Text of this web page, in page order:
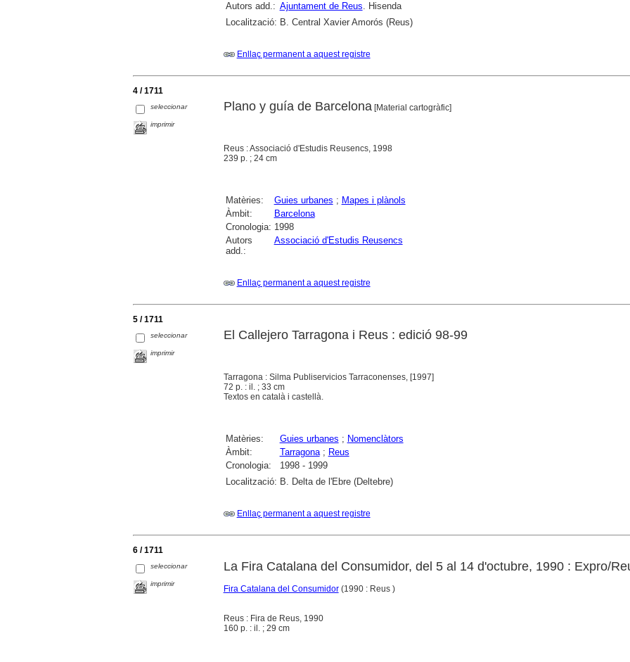
Autors add.: Ajuntament de Reus. Hisenda
Localització: B. Central Xavier Amorós (Reus)
Enllaç permanent a aquest registre
4 / 1711
seleccionar
imprimir
Plano y guía de Barcelona[Material cartogràfic]
Reus : Associació d'Estudis Reusencs, 1998
239 p. ; 24 cm
Matèries: Guies urbanes ; Mapes i plànols
Àmbit:
Barcelona
Cronologia: 1998
Autors
add.:
Associació d'Estudis Reusencs
Enllaç permanent a aquest registre
5 / 1711
seleccionar
imprimir
El Callejero Tarragona i Reus : edició 98-99
Tarragona : Silma Publiservicios Tarraconenses, [1997]
72 p. : il. ; 33 cm
Textos en català i castellà.
Matèries: Guies urbanes ; Nomenclàtors
Àmbit:
Tarragona; Reus
Cronologia:
1998 - 1999
Localització: B. Delta de l'Ebre (Deltebre)
Enllaç permanent a aquest registre
6 / 1711
seleccionar
imprimir
La Fira Catalana del Consumidor, del 5 al 14 d'octubre, 1990 : Expro/
Fira Catalana del Consumidor(1990 : Reus )
Reus : Fira de Reus, 1990
160 p. : il. ; 29 cm